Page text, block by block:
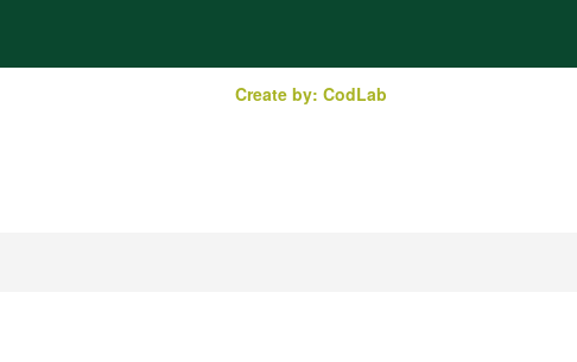
Create by: CodLab